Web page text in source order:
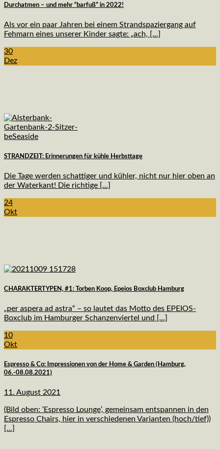
Durchatmen – und mehr “barfuß” in 2022!
Als vor ein paar Jahren bei einem Strandspaziergang auf
Fehmarn eines unserer Kinder sagte: „ach, [...]
30
Dez
STRANDZEIT: Erinnerungen für kühle Herbsttage
Die Tage werden schattiger und kühler, nicht nur hier oben an
der Waterkant! Die richtige [...]
24
Okt
CHARAKTERTYPEN, #1: Torben Koop, Epeios Boxclub Hamburg
„per aspera ad astra“ – so lautet das Motto des EPEIOS-
Boxclub im Hamburger Schanzenviertel und [...]
10
Okt
Espresso & Co: Impressionen von der Home & Garden (Hamburg,
06.-08.08.2021)
11. August 2021
(Bild oben: ‘Espresso Lounge’, gemeinsam entspannen in den
Espresso Chairs, hier in verschiedenen Varianten (hoch/tief))
[...]